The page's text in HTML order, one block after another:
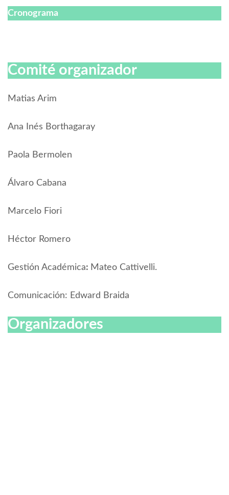
Cronograma
Comité organizador
Matias Arim
Ana Inés Borthagaray
Paola Bermolen
Álvaro Cabana
Marcelo Fiori
Héctor Romero
Gestión Académica: Mateo Cattivelli.
Comunicación: Edward Braida
Organizadores